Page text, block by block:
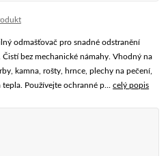
odmašťovač pro snadné odstranění
bez mechanické námahy. Vhodný na
kamna, rošty, hrnce, plechy na pečení,
tepla. Používejte ochranné p...celý popis